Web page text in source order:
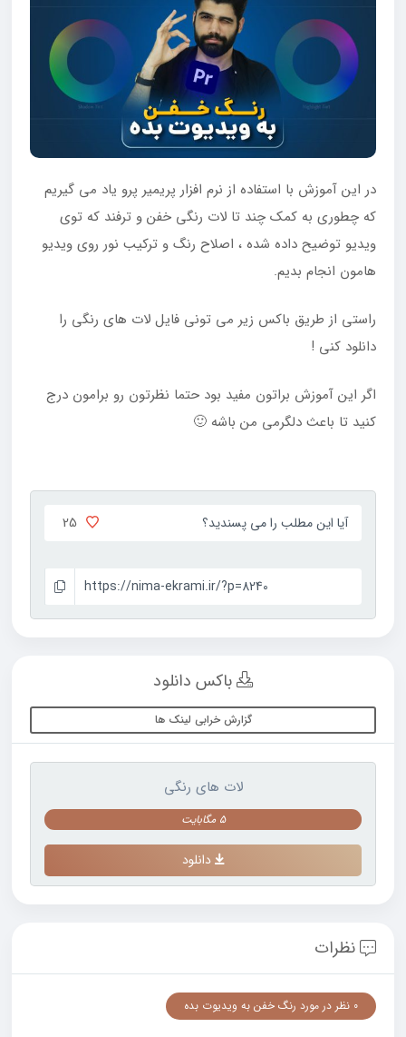
در این آموزش با استفاده از نرم افزار پریمیر پرو یاد می گیریم
که چطوری به کمک چند تا لات رنگی خفن و ترفند که توی
ویدیو توضیح داده شده ، اصلاح رنگ و ترکیب نور روی ویدیو
هامون انجام بدیم.
راستی از طریق باکس زیر می تونی فایل لات های رنگی را
دانلود کنی !
اگر این آموزش براتون مفید بود حتما نظرتون رو برامون درج
کنید تا باعث دلگرمی من باشه 🙂
آیا این مطلب را می پسندید؟ 25
https://nima-ekrami.ir/?p=8240
باکس دانلود
گزارش خرابی لینک ها
لات های رنگی
5 مگابایت
دانلود
نظرات
0 نظر در مورد رنگ خفن به ویدیوت بده